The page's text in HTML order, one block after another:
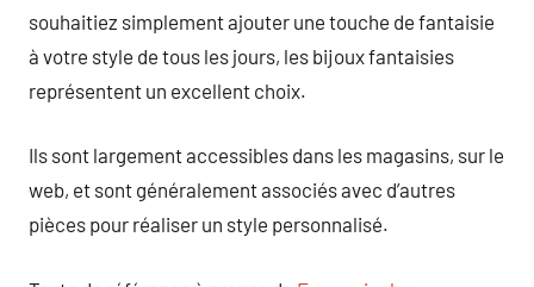
souhaitiez simplement ajouter une touche de fantaisie
à votre style de tous les jours, les bijoux fantaisies
représentent un excellent choix.
Ils sont largement accessibles dans les magasins, sur le
web, et sont généralement associés avec d’autres
pièces pour réaliser un style personnalisé.